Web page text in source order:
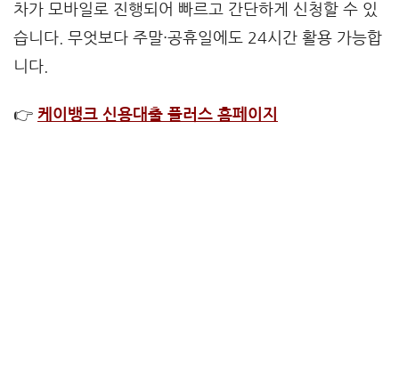
차가 모바일로 진행되어 빠르고 간단하게 신청할 수 있
습니다. 무엇보다 주말·공휴일에도 24시간 활용 가능합
니다.
👉 케이뱅크 신용대출 플러스 홈페이지